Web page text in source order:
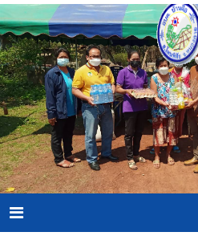
Skip
to
content
Menu